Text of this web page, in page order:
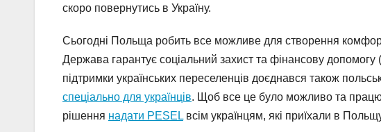
скоро повернутись в Україну.
Сьогодні Польща робить все можливе для створення
Держава гарантує соціальний захист та фінансову допомогу (
підтримки українських переселенців доєднався також
спеціально для українців. Щоб все це було можливо та
рішення надати PESEL всім українцям, які приїхали в